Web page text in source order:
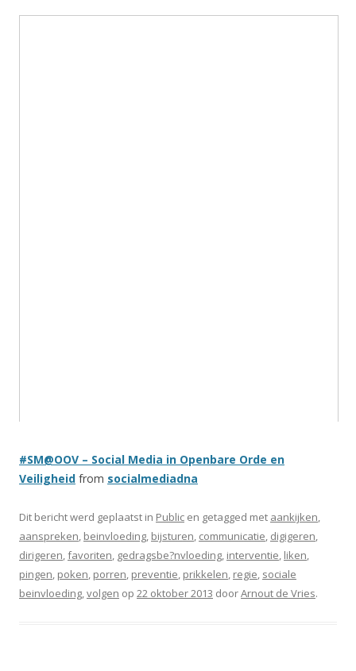
#SM@OOV – Social Media in Openbare Orde en
Veiligheid from socialmediadna
Dit bericht werd geplaatst in Public en getagged met aankijken,
aanspreken, beinvloeding, bijsturen, communicatie, digigeren,
dirigeren,favoriten, gedragsbe?nvloeding, interventie, liken,
pingen, poken, porren, preventie, prikkelen, regie, sociale
beinvloeding,volgen op 22 oktober 2013 doorArnout de Vries.